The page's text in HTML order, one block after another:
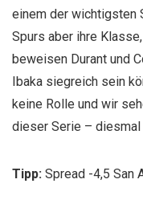
einem der wichtigsten
Spurs aber ihre
beweisen Durant und
Ibaka siegreich sein
keine Rolle und wir
dieser Serie –
Tipp: Spread -4,5 San